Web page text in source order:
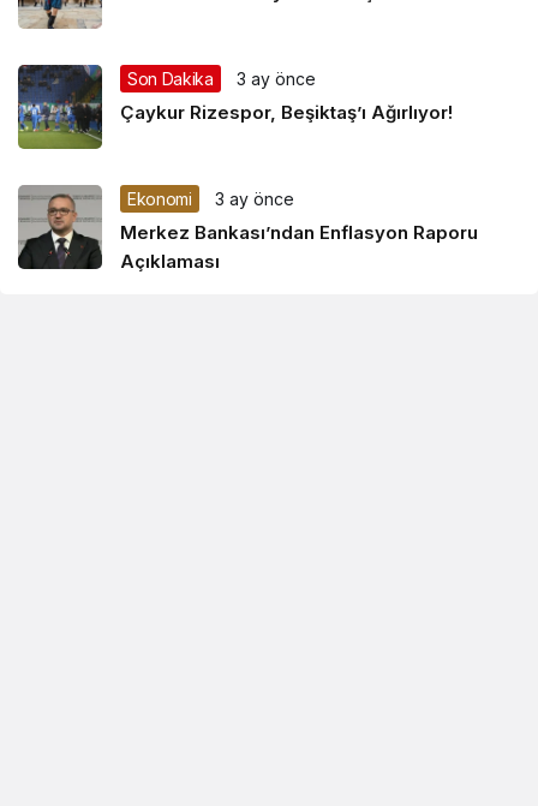
Son Dakika 3 ay önce
Çaykur Rizespor, Beşiktaş’ı Ağırlıyor!
Ekonomi 3 ay önce
Merkez Bankası’ndan Enflasyon Raporu
Açıklaması